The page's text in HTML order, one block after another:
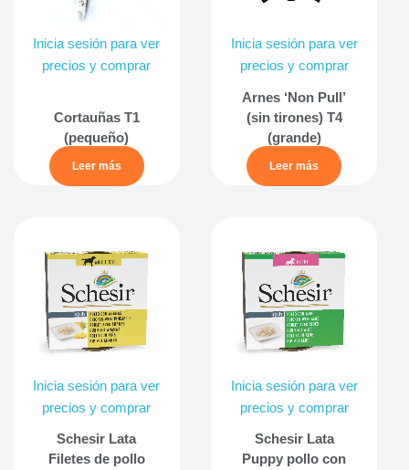
Inicia sesión para ver
precios y comprar
Cortauñas T1
(pequeño)
Leer más
Inicia sesión para ver
precios y comprar
Arnes ‘Non Pull’
(sin tirones) T4
(grande)
Leer más
Inicia sesión para ver
precios y comprar
Schesir Lata
Filetes de pollo
Inicia sesión para ver
precios y comprar
Schesir Lata
Puppy pollo con